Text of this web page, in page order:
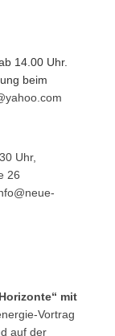
14.00 Uhr.
beim
Uhr,
26
mit
Vortrag
auf der